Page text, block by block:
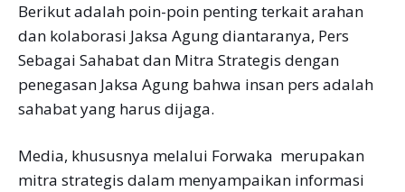
Berikut adalah poin-poin penting terkait arahan
dan kolaborasi Jaksa Agung diantaranya, Pers
Sebagai Sahabat dan Mitra Strategis dengan
penegasan Jaksa Agung bahwa insan pers adalah
sahabat yang harus dijaga.
Media, khususnya melalui Forwaka merupakan
mitra strategis dalam menyampaikan informasi